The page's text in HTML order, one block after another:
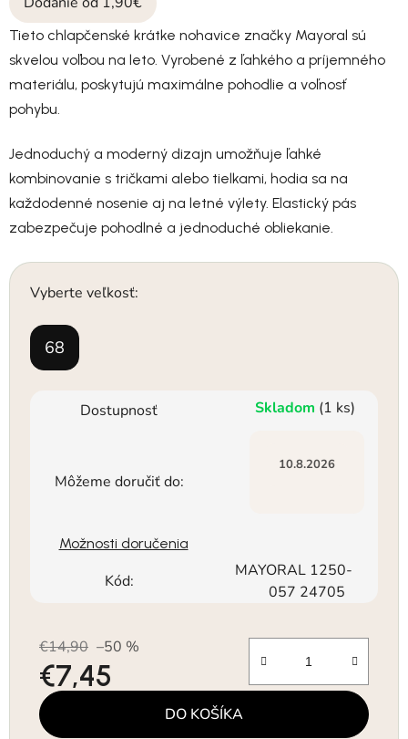
Tieto chlapčenské krátke nohavice značky Mayoral sú
skvelou voľbou na leto. Vyrobené z ľahkého a príjemného
materiálu, poskytujú maximálne pohodlie a voľnosť
pohybu.
Jednoduchý a moderný dizajn umožňuje ľahké
kombinovanie s tričkami alebo tielkami, hodia sa na
každodenné nosenie aj na letné výlety. Elastický pás
zabezpečuje pohodlné a jednoduché obliekanie.
Vyberte veľkosť:
68
Dostupnosť Skladom (1 ks)
Môžeme doručiť do:
10.8.2026
Možnosti doručenia
Kód:
MAYORAL 1250-
057 24705
€14,90 –50 %
€7,45
Jednotková cena: DO KOŠÍKA